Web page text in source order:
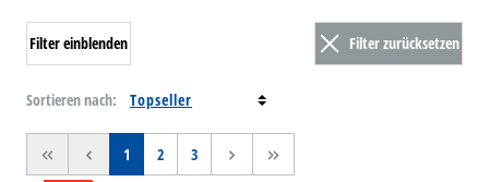
Filter einblenden Filter zurücksetzen
Sortieren nach:
<< < 1 2 3 > >>